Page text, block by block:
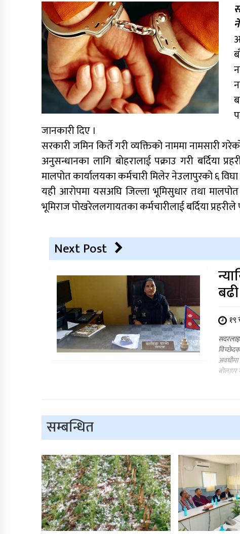
जानकारी दिए ।
सरकारी जमिन किर्ते गरी व्यक्तिको नाममा नामसारी
अनुसन्धानका लागि बोहरालाई पक्राउ गरी बर्दिया
मालपोत कार्यालयका कर्मचारी मिलेर नेउलापुरको ६
यही आरोपमा यसअघि जिल्ला भूमिसुधार तथा मालपोत
भूमिराज पोखरेललगायतका कर्मचारीलाई बर्दिया प्रहरीले
Next Post
बढी
१९
अवधीमा
सम्बन्धित